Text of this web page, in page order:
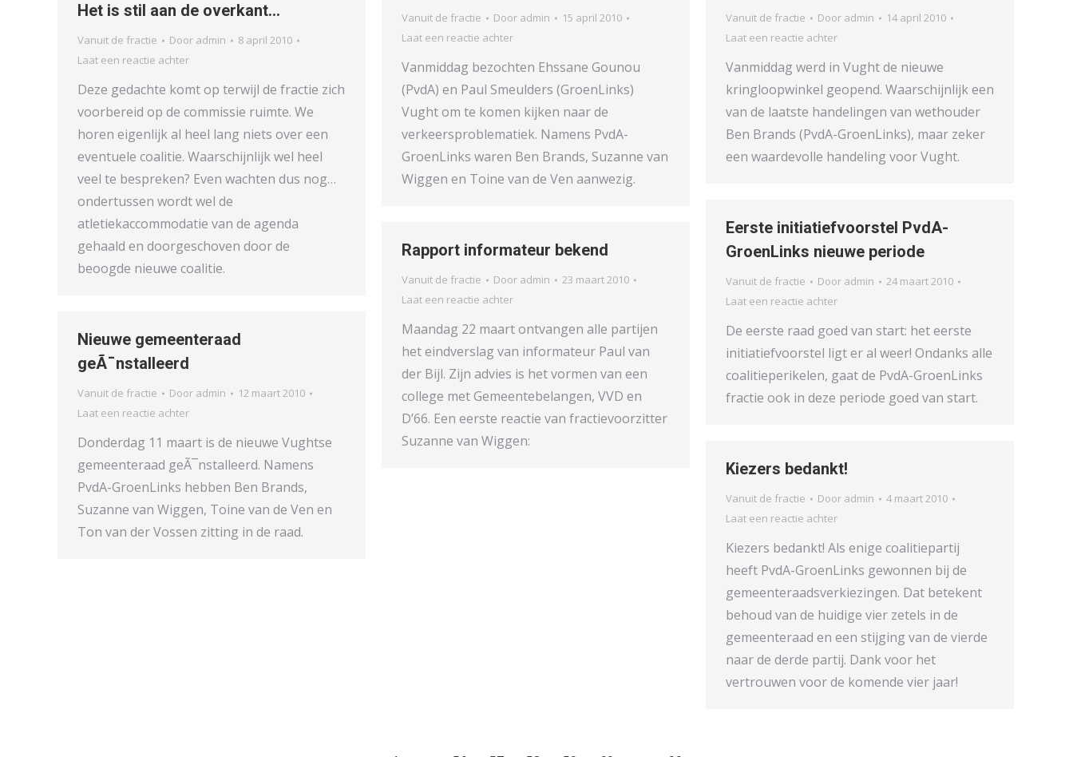
Vanuit de fractie Door admin
15 april 2010
Laat een reactie achter
Vanmiddag bezochten Ehssane Gounou
(PvdA) en Paul Smeulders (GroenLinks)
Vught om te komen kijken naar de
verkeersproblematiek. Namens PvdA-
GroenLinks waren Ben Brands, Suzanne van
Wiggen en Toine van de Ven aanwezig.
Vanuit de fractie Door admin
14 april 2010
Laat een reactie achter
Vanmiddag werd in Vught de nieuwe
kringloopwinkel geopend. Waarschijnlijk een
van de laatste handelingen van wethouder
Ben Brands (PvdA-GroenLinks), maar zeker
een waardevolle handeling voor Vught.
Het is stil aan de overkant…
Vanuit de fractie Door admin
8 april 2010
Laat een reactie achter
Deze gedachte komt op terwijl de fractie zich
voorbereid op de commissie ruimte. We
horen eigenlijk al heel lang niets over een
eventuele coalitie. Waarschijnlijk wel heel
veel te bespreken? Even wachten dus nog…
ondertussen wordt wel de
atletiekaccommodatie van de agenda
gehaald en doorgeschoven door de
beoogde nieuwe coalitie.
Eerste initiatiefvoorstel PvdA-
GroenLinks nieuwe periode
Vanuit de fractie Door admin
24 maart 2010
Laat een reactie achter
De eerste raad goed van start: het eerste
initiatiefvoorstel ligt er al weer! Ondanks alle
coalitieperikelen, gaat de PvdA-GroenLinks
fractie ook in deze periode goed van start.
Rapport informateur bekend
Vanuit de fractie Door admin
23 maart 2010
Laat een reactie achter
Maandag 22 maart ontvangen alle partijen
het eindverslag van informateur Paul van
der Bijl. Zijn advies is het vormen van een
college met Gemeentebelangen, VVD en
D’66. Een eerste reactie van fractievoorzitter
Suzanne van Wiggen:
Nieuwe gemeenteraad
geÃ¯nstalleerd
Vanuit de fractie Door admin
12 maart 2010
Laat een reactie achter
Donderdag 11 maart is de nieuwe Vughtse
gemeenteraad geÃ¯nstalleerd. Namens
PvdA-GroenLinks hebben Ben Brands,
Suzanne van Wiggen, Toine van de Ven en
Ton van der Vossen zitting in de raad.
Kiezers bedankt!
Vanuit de fractie Door admin
4 maart 2010
Laat een reactie achter
Kiezers bedankt! Als enige coalitiepartij
heeft PvdA-GroenLinks gewonnen bij de
gemeenteraadsverkiezingen. Dat betekent
behoud van de huidige vier zetels in de
gemeenteraad en een stijging van de vierde
naar de derde partij. Dank voor het
vertrouwen voor de komende vier jaar!